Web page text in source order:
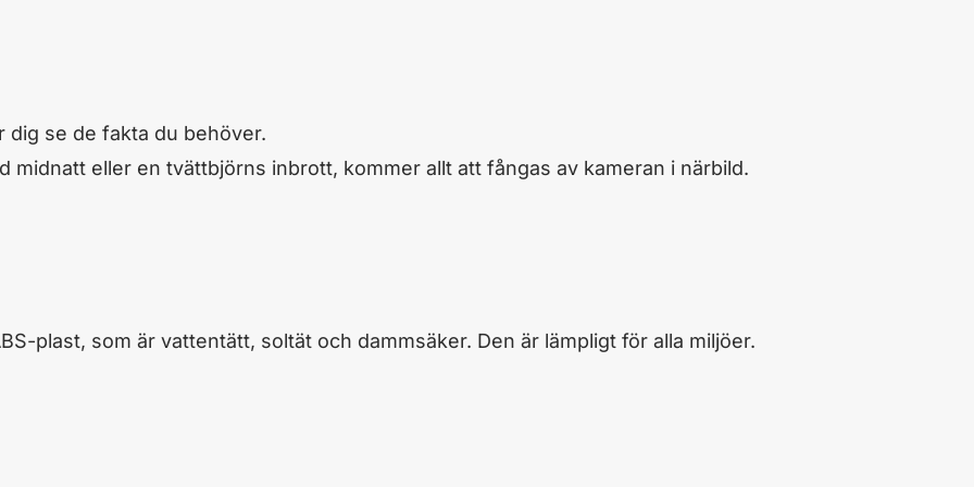
dig se de fakta du behöver.
midnatt eller en tvättbjörns inbrott, kommer allt att fångas av kameran i närbild.
plast, som är vattentätt, soltät och dammsäker. Den är lämpligt för alla miljöer.